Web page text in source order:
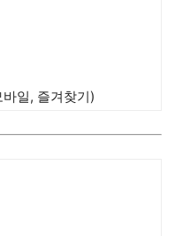
일, 즐겨찾기)